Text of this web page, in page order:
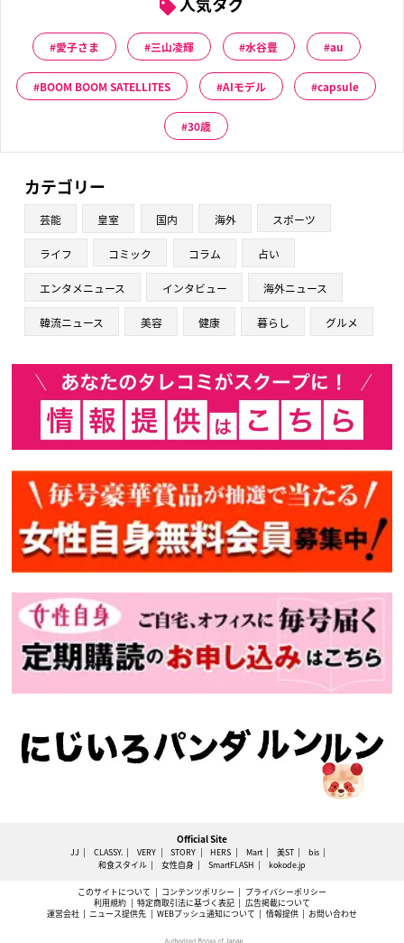
愛子さま 三山凌輝 水谷豊 au
BOOM BOOM SATELLITES AIモデル capsule
30歳
カテゴリー
芸能 皇室 国内 海外 スポーツ
ライフ コミック コラム 占い
エンタメニュース インタビュー 海外ニュース
韓流ニュース 美容 健康 暮らし グルメ
Official Site
JJ CLASSY. VERY STORY HERS Mart 美ST
bis
和食スタイル
女性自身 SmartFLASH kokode.jp
このサイトについて コンテンツポリシー
プライバシーポリシー
利用規約
特定商取引法に基づく表記
広告掲載について
運営会社
ニュース提供先 WEBプッシュ通知について 情報提供 お問い合わせ